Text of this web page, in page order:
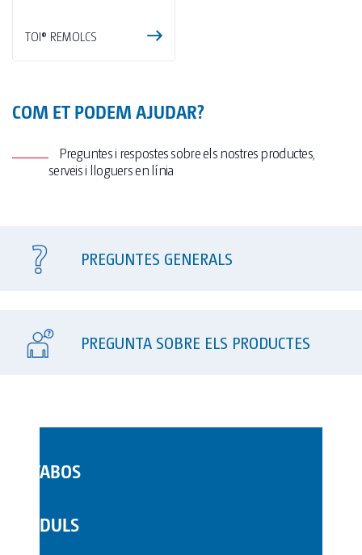
TOI® REMOLCS
COM ET PODEM AJUDAR?
Preguntes i respostes sobre els nostres productes,
serveis i lloguers en línia
PREGUNTES GENERALS
PREGUNTA SOBRE ELS PRODUCTES
LAVABOS
MÒDULS